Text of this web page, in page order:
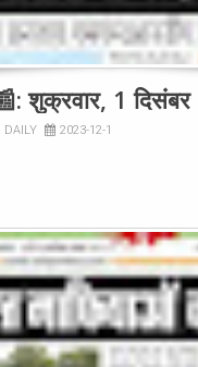
शुक्रवार, 1
DAILY 2023-12-1